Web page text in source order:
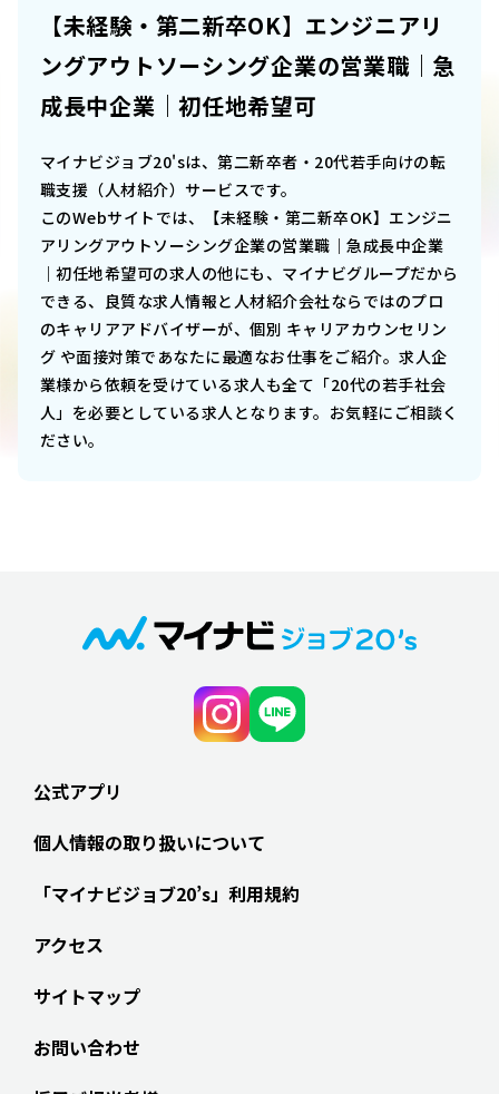
【未経験・第二新卒OK】エンジニアリ
ングアウトソーシング企業の営業職｜急
成長中企業｜初任地希望可
マイナビジョブ20'sは、第二新卒者・20代若手向けの転
職支援（人材紹介）サービスです。
このWebサイトでは、
【未経験・第二新卒OK】エンジニ
アリングアウトソーシング企業の営業職｜急成長中企業
｜初任地希望可の求人の他にも、マイナビグループだから
できる、良質な求人情報と人材紹介会社ならではのプロ
のキャリアアドバイザーが、個別 キャリアカウンセリン
グ や面接対策であなたに最適なお仕事をご紹介。求人企
業様から依頼を受けている求人も全て「20代の若手社会
人」を必要としている求人となります。お気軽にご相談く
ださい。
公式アプリ
個人情報の取り扱いについて
「マイナビジョブ20’s」利用規約
アクセス
サイトマップ
お問い合わせ